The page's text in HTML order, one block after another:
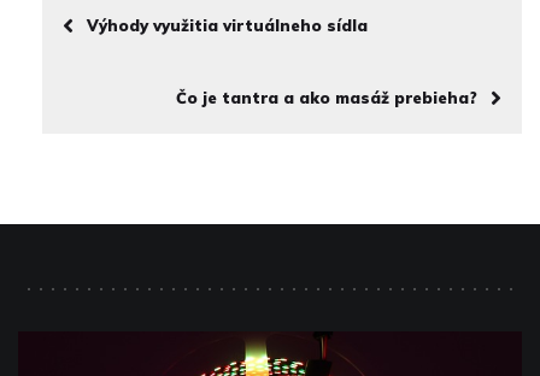
Výhody využitia virtuálneho sídla
Čo je tantra a ako masáž prebieha?